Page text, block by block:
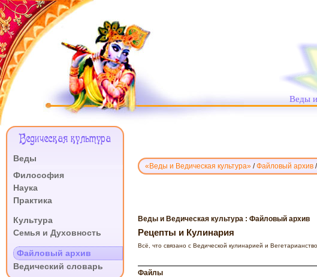
Веды
«Веды и Ведическая культура» /Файловый архив /
И
ВЕДИЧЕСКАЯ
КУЛИНАРИЯ
Веды и Ведическая культура : Файловый архив
Рецепты и Кулинария
Всё, что связано с Ведической кулинарией и
Файлы
Меню
Ведическая культура
Веды
Философия
Наука
Практика
Культура
Семья и Духовность
Файловый архив
Ведический словарь